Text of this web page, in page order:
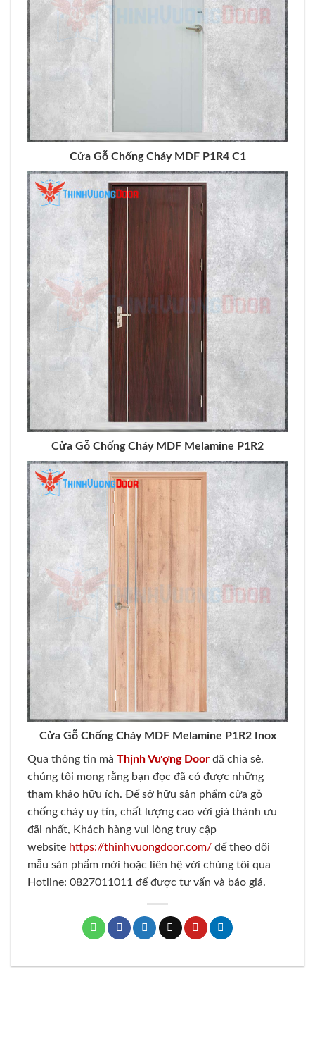
Cửa Gỗ Chống Cháy MDF P1R4 C1
Cửa Gỗ Chống Cháy MDF Melamine P1R2
Cửa Gỗ Chống Cháy MDF Melamine P1R2 Inox
Qua thông tin mà Thịnh Vượng Door đã chia sẻ.
chúng tôi mong rằng bạn đọc đã có được những
tham khảo hữu ích. Để sở hữu sản phẩm cửa gỗ
chống cháy uy tín, chất lượng cao với giá thành ưu
đãi nhất, Khách hàng vui lòng truy cập
website https://thinhvuongdoor.com/ để theo dõi
mẫu sản phẩm mới hoặc liên hệ với chúng tôi qua
Hotline: 0827011011 để được tư vấn và báo giá.